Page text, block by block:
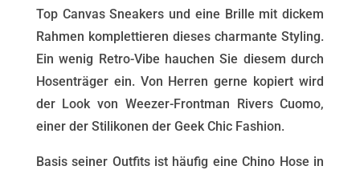
Top Canvas Sneakers und eine Brille mit dickem
Rahmen komplettieren dieses charmante Styling.
Ein wenig Retro-Vibe hauchen Sie diesem durch
Hosenträger ein. Von Herren gerne kopiert wird
der Look von Weezer-Frontman Rivers Cuomo,
einer der Stilikonen der Geek Chic Fashion.
Basis seiner Outfits ist häufig eine Chino Hose in